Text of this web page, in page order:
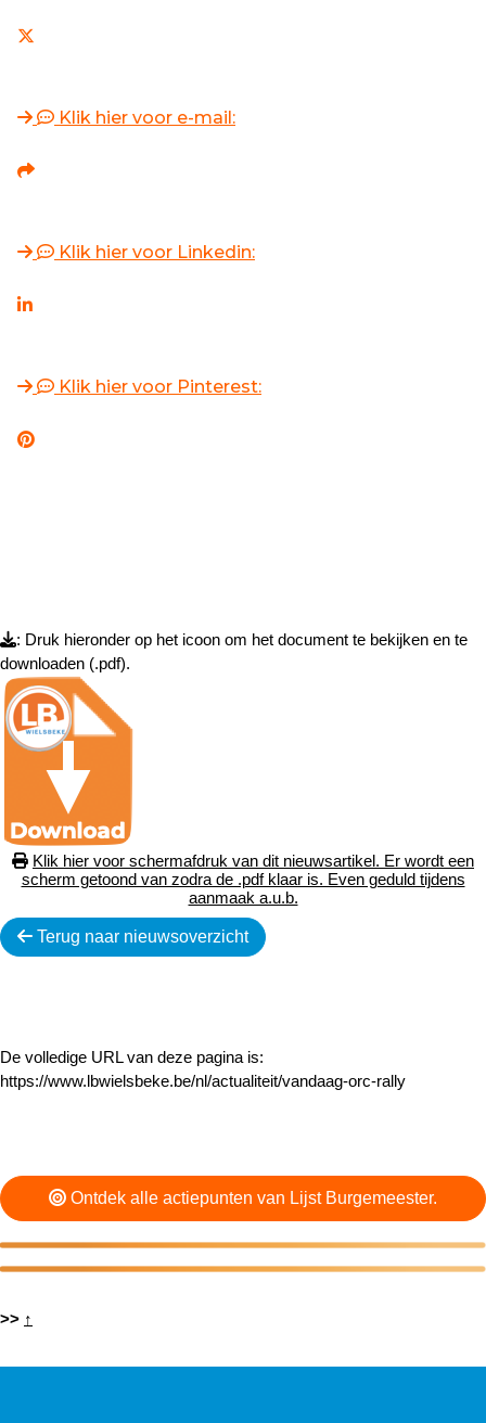
Klik hier voor e-mail:
Klik hier voor Linkedin:
Klik hier voor Pinterest:
: Druk hieronder op het icoon om het document te bekijken en te
downloaden (.pdf).
Klik hier voor schermafdruk van dit nieuwsartikel. Er wordt een
scherm getoond van zodra de .pdf klaar is. Even geduld tijdens
aanmaak a.u.b.
Terug naar nieuwsoverzicht
De volledige URL van deze pagina is:
https://www.lbwielsbeke.be/nl/actualiteit/vandaag-orc-rally
Ontdek alle actiepunten van Lijst Burgemeester.
>> ↑